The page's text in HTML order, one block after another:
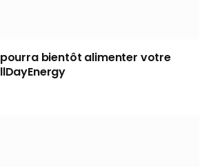
bientôt alimenter votre